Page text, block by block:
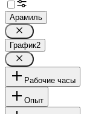
Арамиль
График2
Рабочие часы
Опыт